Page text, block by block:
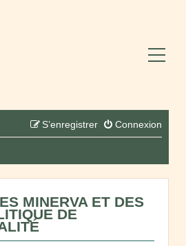
Connexion
S’enregistrer
MINERVA ET DES
DE